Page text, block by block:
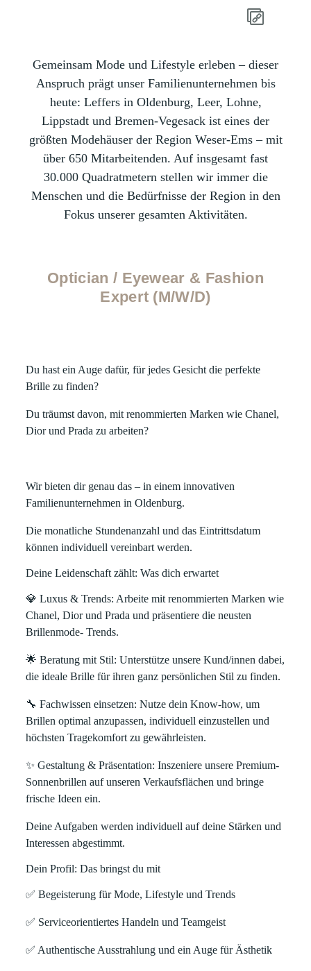
Gemeinsam Mode und Lifestyle erleben – dieser
Anspruch prägt unser Familienunternehmen bis
heute: Leffers in Oldenburg, Leer, Lohne,
Lippstadt und Bremen-Vegesack ist eines der
größten Modehäuser der Region Weser-Ems – mit
über 650 Mitarbeitenden. Auf insgesamt fast
30.000 Quadratmetern stellen wir immer die
Menschen und die Bedürfnisse der Region in den
Fokus unserer gesamten Aktivitäten.
Optician / Eyewear & Fashion
Expert (M/W/D)
Du hast ein Auge dafür, für jedes Gesicht die perfekte
Brille zu finden?
Du träumst davon, mit renommierten Marken wie Chanel,
Dior und Prada zu arbeiten?
Wir bieten dir genau das – in einem innovativen
Familienunternehmen in Oldenburg.
Die monatliche Stundenanzahl und das Eintrittsdatum
können individuell vereinbart werden.
Deine Leidenschaft zählt: Was dich erwartet
💎 Luxus & Trends: Arbeite mit renommierten Marken wie
Chanel, Dior und Prada und präsentiere die neusten
Brillenmode- Trends.
🌟 Beratung mit Stil: Unterstütze unsere Kund/innen dabei,
die ideale Brille für ihren ganz persönlichen Stil zu finden.
🔧 Fachwissen einsetzen: Nutze dein Know-how, um
Brillen optimal anzupassen, individuell einzustellen und
höchsten Tragekomfort zu gewährleisten.
✨ Gestaltung & Präsentation: Inszeniere unsere Premium-
Sonnenbrillen auf unseren Verkaufsflächen und bringe
frische Ideen ein.
Deine Aufgaben werden individuell auf deine Stärken und
Interessen abgestimmt.
Dein Profil: Das bringst du mit
✅ Begeisterung für Mode, Lifestyle und Trends
✅ Serviceorientiertes Handeln und Teamgeist
✅ Authentische Ausstrahlung und ein Auge für Ästhetik